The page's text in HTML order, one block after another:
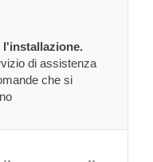
di assistenza
che si